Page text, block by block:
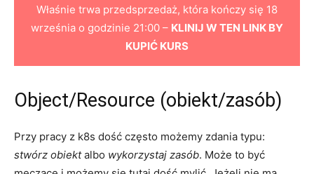
Właśnie trwa przedsprzedaż, która kończy się 18
września o godzinie 21:00 – KLINIJ W TEN LINK BY
KUPIĆ KURS
Object/Resource (obiekt/zasób)
Przy pracy z k8s dość często możemy zdania typu:
stwórz obiektalbo wykorzystaj zasób. Może to być